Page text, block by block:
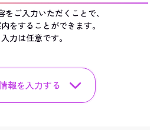
をご入力いただくことで、
をすることができます。
力は任意です。
報を入力する